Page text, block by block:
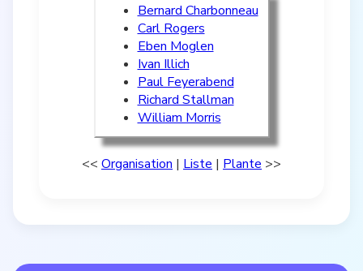
Bernard Charbonneau
Carl Rogers
Eben Moglen
Ivan Illich
Paul Feyerabend
Richard Stallman
William Morris
<< Organisation | Liste | Plante >>